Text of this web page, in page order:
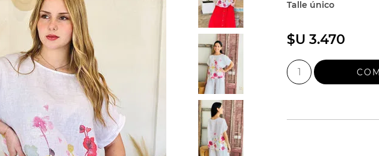
Talle único
$U 3.470